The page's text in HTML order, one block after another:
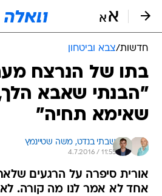
חדשות/צבא וביטחון
בתו של הנרצח
"הבנתי שאבא
שאימא תחיה"
שבתי בנדט, משה שטיינמץ
4.7.2016 / 11:55
אורית סיפרה על הרגעים
אחד לא אמר לנו מה קורה.